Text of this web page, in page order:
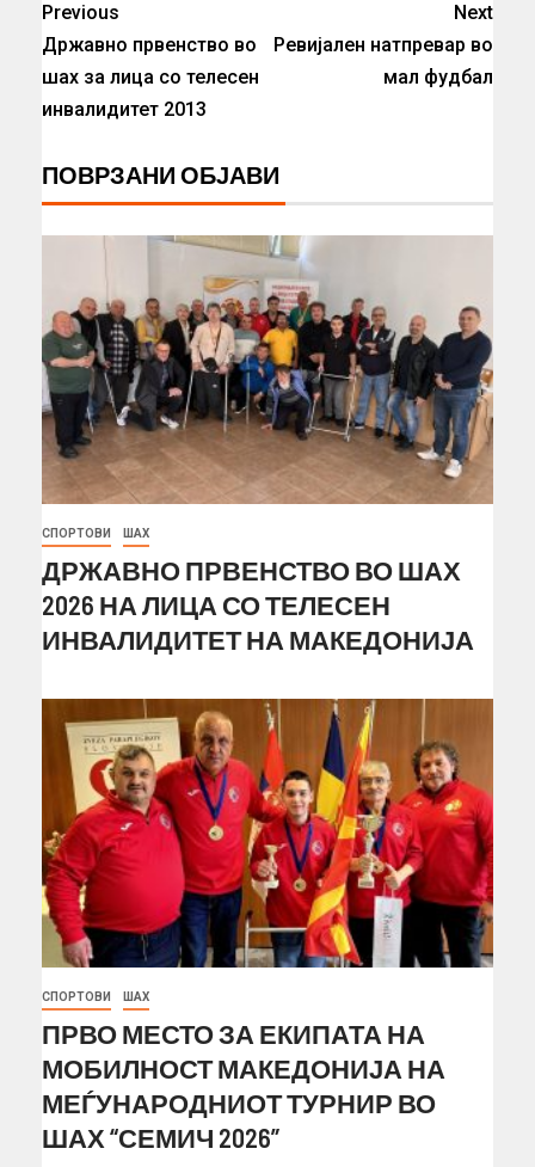
Previous
Државно првенство во
шах за лица со телесен
инвалидитет 2013
Next
Ревијален натпревар во
мал фудбал
ПОВРЗАНИ ОБЈАВИ
СПОРТОВИ ШАХ
ДРЖАВНО ПРВЕНСТВО ВО ШАХ
2026 НА ЛИЦА СО ТЕЛЕСЕН
ИНВАЛИДИТЕТ НА МАКЕДОНИЈА
СПОРТОВИ ШАХ
ПРВО МЕСТО ЗА ЕКИПАТА НА
МОБИЛНОСТ МАКЕДОНИЈА НА
МЕЃУНАРОДНИОТ ТУРНИР ВО
ШАХ “СЕМИЧ 2026”